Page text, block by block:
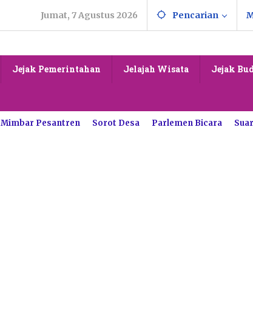
Jumat, 7 Agustus 2026 Pencarian
Jejak Pemerintahan Jelajah Wisata Jejak
Mimbar Pesantren Sorot Desa Parlemen Bicara